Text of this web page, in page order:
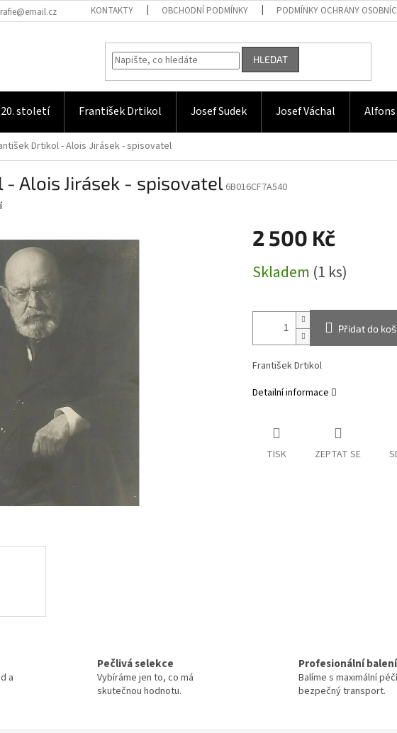
KONTAKTY OBCHODNÍ PODMÍNKY PODMÍNKY OCHRANY
HLEDAT
století František Drtikol Josef Sudek Josef Váchal Alfons
Drtikol - Alois Jirásek - spisovatel
Alois Jirásek - spisovatel 6B016CF7A540
2 500 Kč
cena:
Skladem (1 ks)
Přidat do
František Drtikol
Detailní informace
TISK ZEPTAT SE
a
Pečlivá selekce
Vybíráme jen to, co má
skutečnou hodnotu.
Profesionální balení
Balíme s maximální
bezpečný transport.